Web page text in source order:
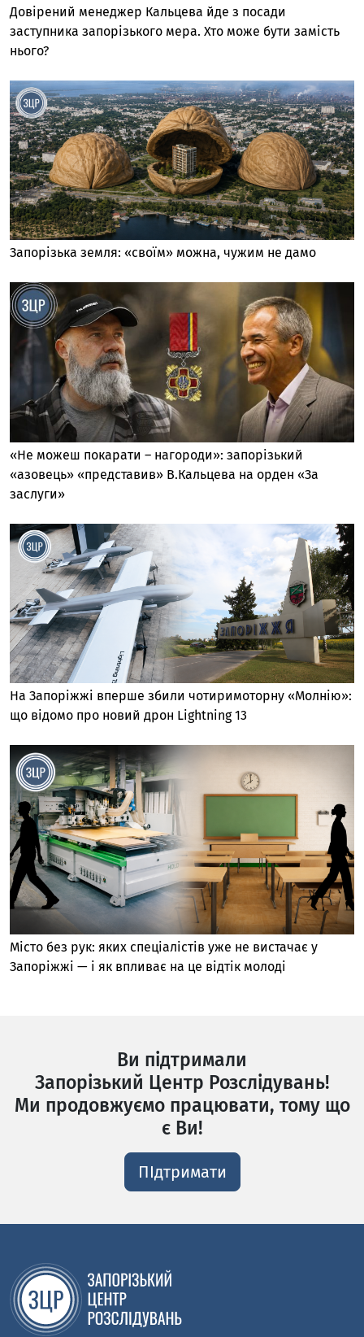
Довірений менеджер Кальцева йде з посади
заступника запорізького мера. Хто може бути замість
нього?
Запорізька земля: «своїм» можна, чужим не дамо
«Не можеш покарати – нагороди»: запорізький
«азовець» «представив» В.Кальцева на орден «За
заслуги»
На Запоріжжі вперше збили чотиримоторну «Молнію»:
що відомо про новий дрон Lightning 13
Місто без рук: яких спеціалістів уже не вистачає у
Запоріжжі — і як впливає на це відтік молоді
Ви підтримали
Запорізький Центр Розслідувань!
Ми продовжуємо працювати, тому що
є Ви!
ПІдтримати